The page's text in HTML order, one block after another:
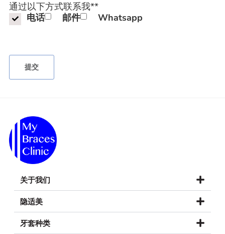
通过以下方式联系我**
电话
邮件 Whatsapp
关于我们
隐适美
牙套种类